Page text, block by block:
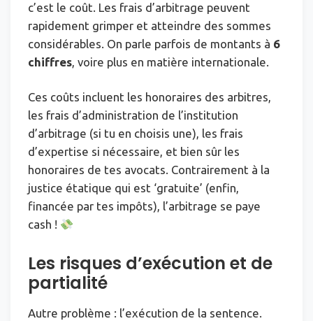
c’est le coût. Les frais d’arbitrage peuvent
rapidement grimper et atteindre des sommes
considérables. On parle parfois de montants à 6
chiffres, voire plus en matière internationale.
Ces coûts incluent les honoraires des arbitres,
les frais d’administration de l’institution
d’arbitrage (si tu en choisis une), les frais
d’expertise si nécessaire, et bien sûr les
honoraires de tes avocats. Contrairement à la
justice étatique qui est ‘gratuite’ (enfin,
financée par tes impôts), l’arbitrage se paye
cash !
Les risques d’exécution et de
partialité
Autre problème : l’exécution de la sentence.